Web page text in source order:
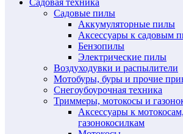
Садовые пилы
Аккумуляторные пилы
Аксессуары к садовым
Бензопилы
Электрические пилы
Воздуходувки и распылители
Мотобуры, буры и прочие
Снегоубоурочная техника
Триммеры, мотокосы и
Аксессуары к
газонокосилкам